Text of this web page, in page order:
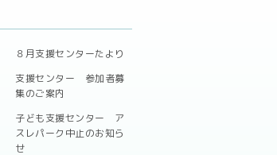
８月支援センターたより
支援センター 参加者募
集のご案内
子ども支援センター ア
スレパーク中止のお知ら
せ